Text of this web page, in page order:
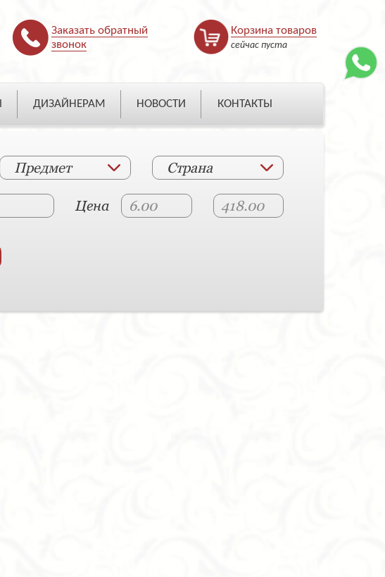
Заказать обратный
звонок
Корзина товаров
сейчас пуста
ДИЗАЙНЕРАМ НОВОСТИ КОНТАКТЫ
Предмет Страна
Цена